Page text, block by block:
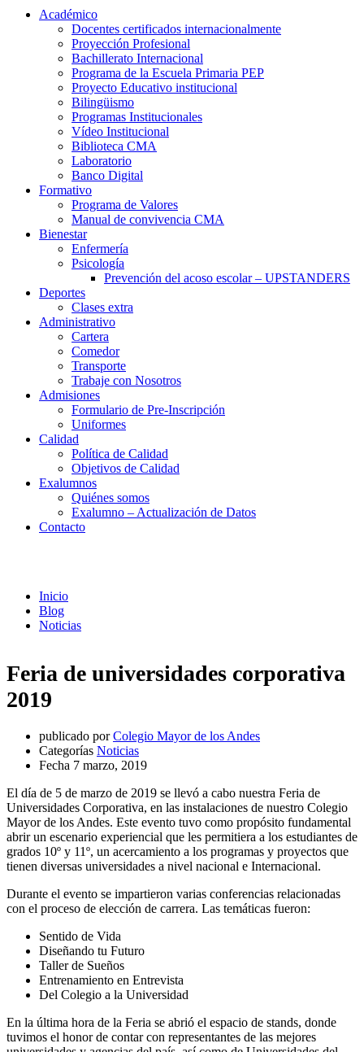
Académico
Docentes certificados internacionalmente
Proyección Profesional
Bachillerato Internacional
Programa de la Escuela Primaria PEP
Proyecto Educativo institucional
Bilingüismo
Programas Institucionales
Vídeo Institucional
Biblioteca CMA
Laboratorio
Banco Digital
Formativo
Programa de Valores
Manual de convivencia CMA
Bienestar
Enfermería
Psicología
Prevención del acoso escolar – UPSTANDERS
Deportes
Clases extra
Administrativo
Cartera
Comedor
Transporte
Trabaje con Nosotros
Admisiones
Formulario de Pre-Inscripción
Uniformes
Calidad
Política de Calidad
Objetivos de Calidad
Exalumnos
Quiénes somos
Exalumno – Actualización de Datos
Contacto
Inicio
Blog
Noticias
Feria de universidades corporativa
2019
publicado por Colegio Mayor de los Andes
Categorías Noticias
Fecha 7 marzo, 2019
El día de 5 de marzo de 2019 se llevó a cabo nuestra Feria de
Universidades Corporativa, en las instalaciones de nuestro Colegio
Mayor de los Andes. Este evento tuvo como propósito fundamental
abrir un escenario experiencial que les permitiera a los estudiantes de
grados 10º y 11º, un acercamiento a los programas y proyectos que
tienen diversas universidades a nivel nacional e Internacional.
Durante el evento se impartieron varias conferencias relacionadas
con el proceso de elección de carrera. Las temáticas fueron:
Sentido de Vida
Diseñando tu Futuro
Taller de Sueños
Entrenamiento en Entrevista
Del Colegio a la Universidad
En la última hora de la Feria se abrió el espacio de stands, donde
tuvimos el honor de contar con representantes de las mejores